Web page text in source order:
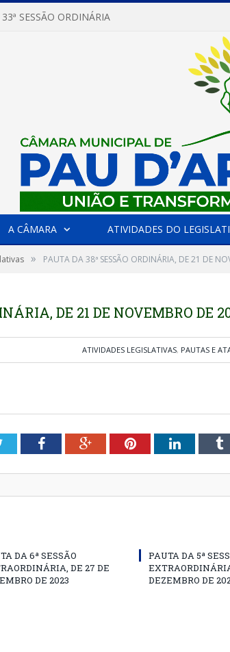
SESSÃO ORDINÁRIA
A CÂMARA ATIVIDADES DO
» PAUTA DA 38ª SESSÃO ORDINÁRIA, DE 21 DE
DE 21 DE NOVEMBRO DE
ATIVIDADES LEGISLATIVAS, PAUTAS E
TwitterFacebookGoogle+PinterestLinkedIn
DA 6ª SESSÃO
DE 27 DE
DE 2023
PAUTA DA 5ª
DEZEMBRO DE